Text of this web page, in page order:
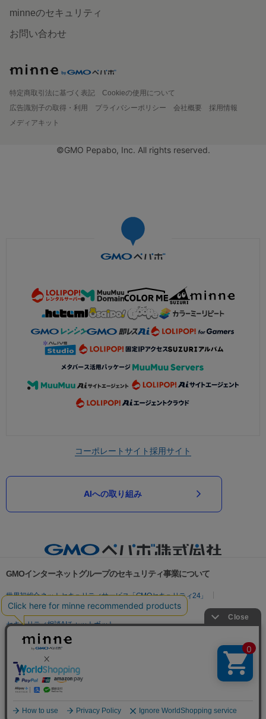
minneのセキュリティ
お問い合わせ
特定商取引法に基づく表記
Cookieの使用について
広告識別子の取得・利用
プライバシーポリシー 会社概要
採用情報
メディアキット
©GMO Pepabo, Inc. All rights reserved.
コーポレートサイト採用サイト
AIへの取り組み
GMOインターネットグループのセキュリティ事業について
世界初総合ネットセキュリティサービス「GMOセキュリティ24」
パスワード漏洩診断
Webサイトリスク診断
セキュリティ相談AIチャットボット
実在証明・盗聴対策
サイバー攻撃対策（GMO Flatt Security）
セキュリティ事業の軌跡